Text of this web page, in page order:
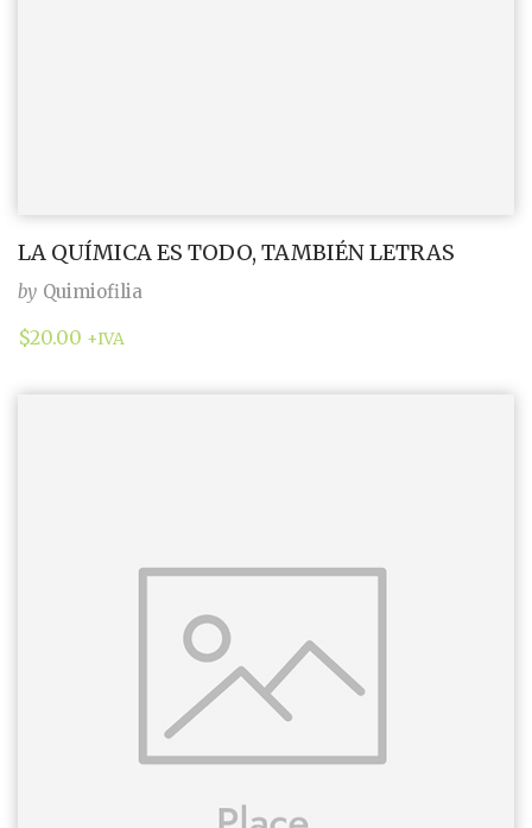
LA QUÍMICA ES TODO, TAMBIÉN LETRAS
by Quimiofilia
$20.00 +IVA